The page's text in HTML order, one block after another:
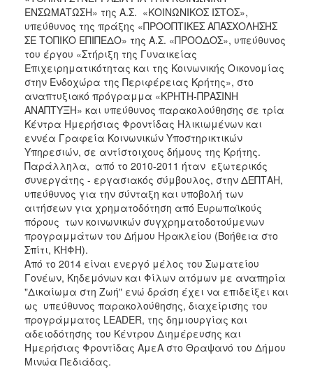
ΕΝΣΩΜΑΤΩΣΗ» της Α.Σ. «ΚΟΙΝΩΝΙΚΟΣ ΙΣΤΟΣ»,
υπεύθυνος της πράξης «ΠΡΟΟΠΤΙΚΕΣ ΑΠΑΣΧΟΛΗΣΗΣ
ΣΕ ΤΟΠΙΚΟ ΕΠΙΠΕΔΟ» της Α.Σ. «ΠΡΟΟΔΟΣ», υπεύθυνος
του έργου «Στήριξη της Γυναικείας
Επιχειρηματικότητας και της Κοινωνικής Οικονομίας
στην Ενδοχώρα της Περιφέρειας Κρήτης», στο
αναπτυξιακό πρόγραμμα «ΚΡΗΤΗ-ΠΡΑΣΙΝΗ
ΑΝΑΠΤΥΞΗ» και υπεύθυνος παρακολούθησης σε τρία
Κέντρα Ημερήσιας Φροντίδας Ηλικιωμένων και
εννέα Γραφεία Κοινωνικών Υποστηρικτικών
Υπηρεσιών, σε αντίστοιχους δήμους της Κρήτης.
Παράλληλα, από το 2010-2011 ήταν εξωτερικός
συνεργάτης - εργασιακός σύμβουλος, στην ΔΕΠΤΑΗ,
υπεύθυνος για την σύνταξη και υποβολή των
αιτήσεων για χρηματοδότηση από Ευρωπαϊκούς
πόρους των κοινωνικών συγχρηματοδοτούμενων
προγραμμάτων του Δήμου Ηρακλείου (Βοήθεια στο
Σπίτι, ΚΗΦΗ).
Από το 2014 είναι ενεργό μέλος του Σωματείου
Γονέων, Κηδεμόνων και Φίλων ατόμων με αναπηρία
"Δικαίωμα στη Ζωή" ενώ δράση έχει να επιδείξει και
ως υπεύθυνος παρακολούθησης, διαχείρισης του
προγράμματος LEADER, της δημιουργίας και
αδειοδότησης του Κέντρου Διημέρευσης και
Ημερήσιας Φροντίδας ΑμεΑ στο Θραψανό του Δήμου
Μινώα Πεδιάδας.